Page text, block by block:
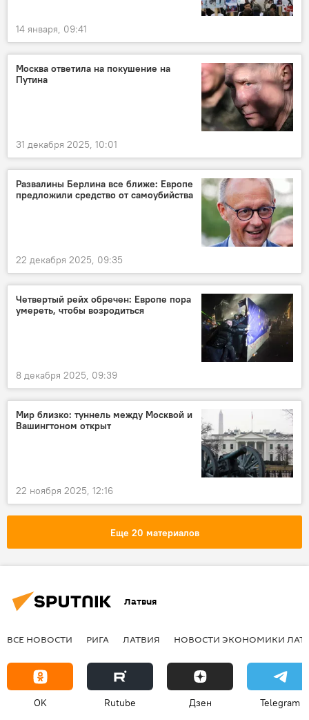
14 января, 09:41
Москва ответила на покушение на
Путина
31 декабря 2025, 10:01
Развалины Берлина все ближе: Европе
предложили средство от самоубийства
22 декабря 2025, 09:35
Четвертый рейх обречен: Европе пора
умереть, чтобы возродиться
8 декабря 2025, 09:39
Мир близко: туннель между Москвой и
Вашингтоном открыт
22 ноября 2025, 12:16
Еще 20 материалов
Латвия
ВСЕ НОВОСТИ РИГА ЛАТВИЯ НОВОСТИ ЭКОНОМИКИ
OK Rutube Дзен Telegram